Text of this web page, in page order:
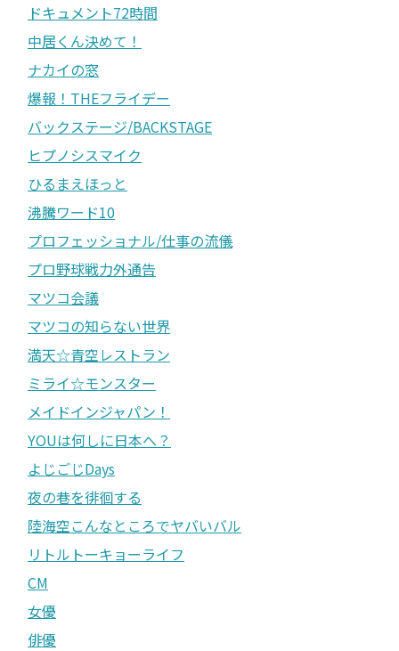
ドキュメント72時間
中居くん決めて！
ナカイの窓
爆報！THEフライデー
バックステージ/BACKSTAGE
ヒプノシスマイク
ひるまえほっと
沸騰ワード10
プロフェッショナル/仕事の流儀
プロ野球戦力外通告
マツコ会議
マツコの知らない世界
満天☆青空レストラン
ミライ☆モンスター
メイドインジャパン！
YOUは何しに日本へ？
よじごじDays
夜の巷を徘徊する
陸海空こんなところでヤバいバル
リトルトーキョーライフ
CM
女優
俳優